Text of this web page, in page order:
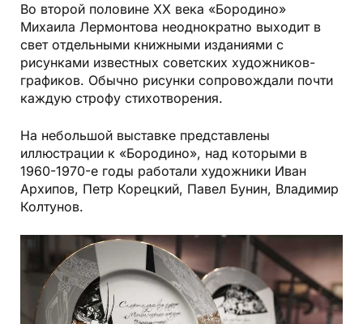
Во второй половине XX века «Бородино»
Михаила Лермонтова неоднократно выходит в
свет отдельными книжными изданиями с
рисунками известных советских художников-
графиков. Обычно рисунки сопровождали почти
каждую строфу стихотворения.
На небольшой выставке представлены
иллюстрации к «Бородино», над которыми в
1960-1970-е годы работали художники Иван
Архипов, Петр Корецкий, Павел Бунин, Владимир
Колтунов.